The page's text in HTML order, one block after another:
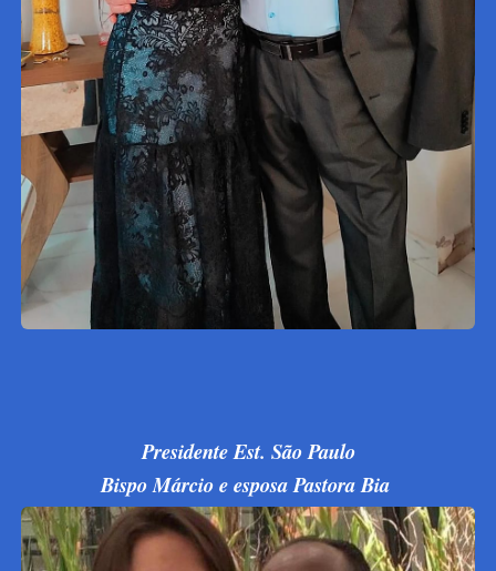
Presidente Est. São Paulo
Bispo Márcio e esposa Pastora Bia